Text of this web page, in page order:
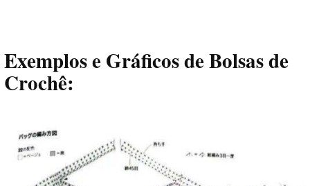
Exemplos e Gráficos de Bolsas de
Crochê: